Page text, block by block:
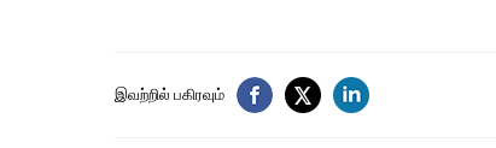
இவற்றில் பகிரவும்